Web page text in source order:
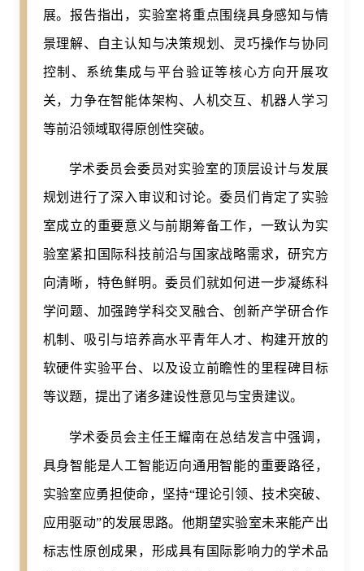
展。报告指出，实验室将重点围绕具身感知与情
景理解、自主认知与决策规划、灵巧操作与协同
控制、系统集成与平台验证等核心方向开展攻
关，力争在智能体架构、人机交互、机器人学习
等前沿领域取得原创性突破。
学术委员会委员对实验室的顶层设计与发展
规划进行了深入审议和讨论。委员们肯定了实验
室成立的重要意义与前期筹备工作，一致认为实
验室紧扣国际科技前沿与国家战略需求，研究方
向清晰，特色鲜明。委员们就如何进一步凝练科
学问题、加强跨学科交叉融合、创新产学研合作
机制、吸引与培养高水平青年人才、构建开放的
软硬件实验平台、以及设立前瞻性的里程碑目标
等议题，提出了诸多建设性意见与宝贵建议。
学术委员会主任王耀南在总结发言中强调，
具身智能是人工智能迈向通用智能的重要路径，
实验室应勇担使命，坚持“理论引领、技术突破、
应用驱动”的发展思路。他期望实验室未来能产出
标志性原创成果，形成具有国际影响力的学术品